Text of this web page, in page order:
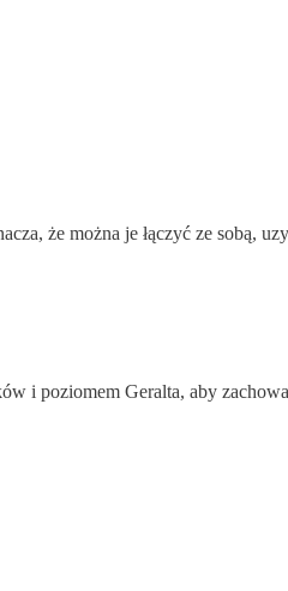
że można je łączyć ze sobą,
i poziomem Geralta, aby